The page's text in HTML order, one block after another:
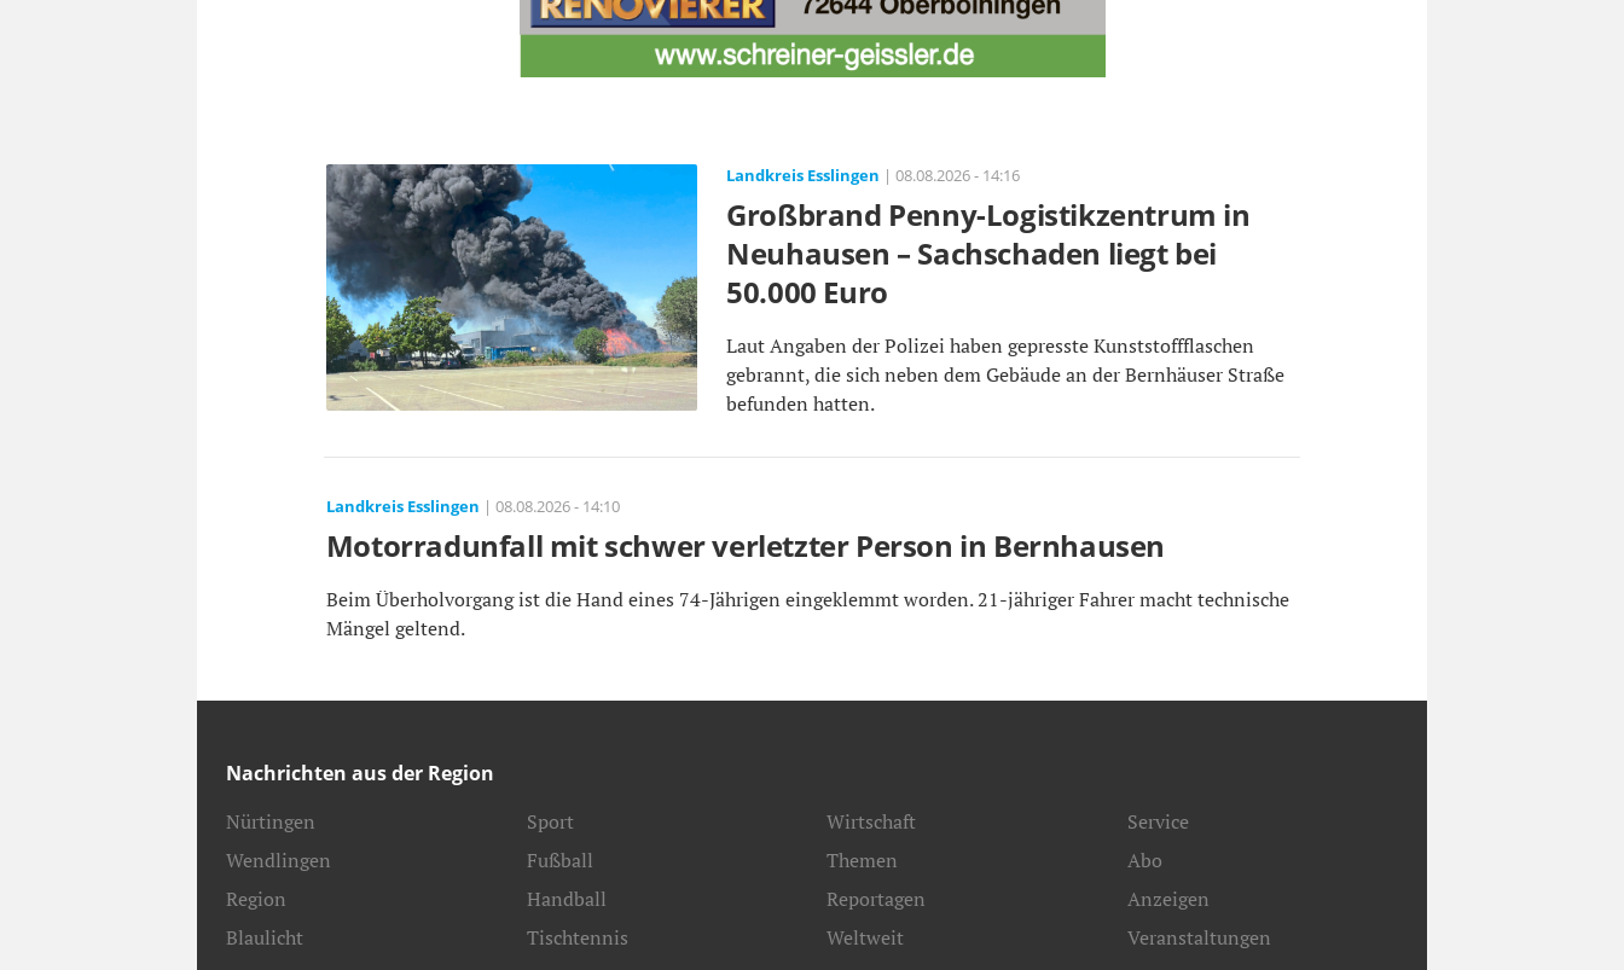
Landkreis Esslingen | 08.08.2026 - 14:16
Großbrand Penny-Logistikzentrum in
Neuhausen – Sachschaden liegt bei
50.000 Euro
Laut Angaben der Polizei haben gepresste Kunststoffflaschen
gebrannt, die sich neben dem Gebäude an der Bernhäuser Straße
befunden hatten.
Landkreis Esslingen | 08.08.2026 - 14:10
Motorradunfall mit schwer verletzter Person in Bernhausen
Beim Überholvorgang ist die Hand eines 74-Jährigen eingeklemmt worden. 21-jähriger Fahrer macht technische
Mängel geltend.
Nachrichten aus der Region
Nürtingen
Wendlingen
Region
Blaulicht
Sport
Fußball
Handball
Tischtennis
Wirtschaft
Themen
Reportagen
Weltweit
Service
Abo
Anzeigen
Veranstaltungen